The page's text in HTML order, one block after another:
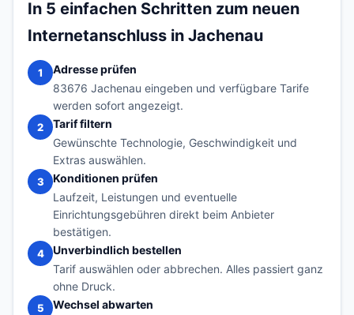
In 5 einfachen Schritten zum neuen
Internetanschluss in Jachenau
1
Adresse prüfen
83676 Jachenau eingeben und verfügbare Tarife
werden sofort angezeigt.
2
Tarif filtern
Gewünschte Technologie, Geschwindigkeit und
Extras auswählen.
3
Konditionen prüfen
Laufzeit, Leistungen und eventuelle
Einrichtungsgebühren direkt beim Anbieter
bestätigen.
4
Unverbindlich bestellen
Tarif auswählen oder abbrechen. Alles passiert ganz
ohne Druck.
5
Wechsel abwarten